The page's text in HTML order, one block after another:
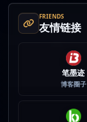
FRIENDS
友情链接
笔墨迹
博客圈子